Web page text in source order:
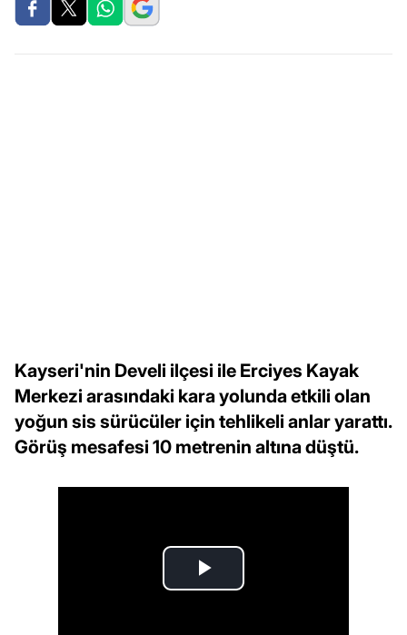
Kayseri'nin Develi ilçesi ile Erciyes Kayak
Merkezi arasındaki kara yolunda etkili olan
yoğun sis sürücüler için tehlikeli anlar yarattı.
Görüş mesafesi 10 metrenin altına düştü.